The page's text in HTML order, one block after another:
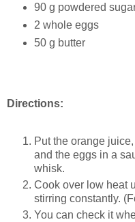
90 g powdered
2 whole eggs
50 g butter
Directions:
Put the orange
and the eggs in a
whisk.
Cook over low heat
stirring constantly.
You can check it